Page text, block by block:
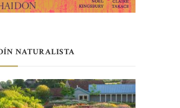
NATURALISTA